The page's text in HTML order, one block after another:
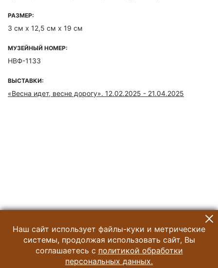
РАЗМЕР:
3 см х 12,5 см х 19 см
МУЗЕЙНЫЙ НОМЕР:
НВФ-1133
ВЫСТАВКИ:
«Весна идет, весне дорогу». 12.02.2025 - 21.04.2025
Наш сайт использует файлы-куки и метрические
системы, продолжая использовать сайт, Вы
соглашаетесь с политикой обработки
персональных данных.